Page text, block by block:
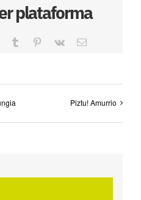
plataforma
Tumblr Pinterest
Vk
Correo
Piztu! Amurrio